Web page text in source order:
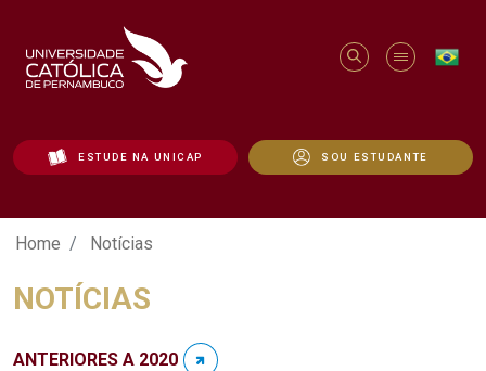
ESTUDE NA UNICAP SOU ESTUDANTE
Notícias - Unicap
Home Notícias
NOTÍCIAS
ANTERIORES A 2020